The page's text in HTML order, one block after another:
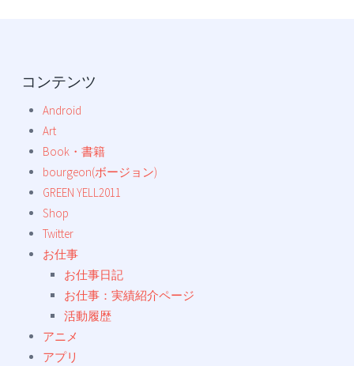
コンテンツ
Android
Art
Book・書籍
bourgeon(ボージョン)
GREEN YELL2011
Shop
Twitter
お仕事
お仕事日記
お仕事：実績紹介ページ
活動履歴
アニメ
アプリ